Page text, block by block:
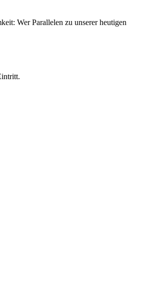
Wer Parallelen zu unserer heutigen